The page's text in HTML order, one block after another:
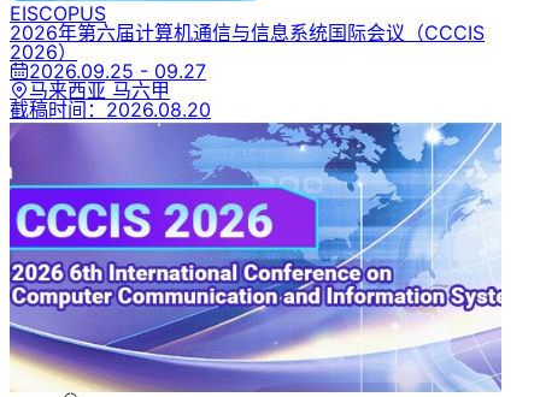
EISCOPUS
2026年第六届计算机通信与信息系统国际会议 （CCCIS
2026）
2026.09.25 - 09.27
马来西亚 马六甲
截稿时间： 2026.08.20